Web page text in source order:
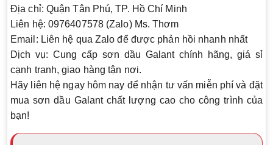
Địa chỉ: Quận Tân Phú, TP. Hồ Chí Minh
Liên hệ: 0976407578 (Zalo) Ms. Thơm
Email: Liên hệ qua Zalo để được phản hồi nhanh nhất
Dịch vụ: Cung cấp sơn dầu Galant chính hãng, giá sỉ
cạnh tranh, giao hàng tận nơi.
Hãy liên hệ ngay hôm nay để nhận tư vấn miễn phí và đặt
mua sơn dầu Galant chất lượng cao cho công trình của
bạn!